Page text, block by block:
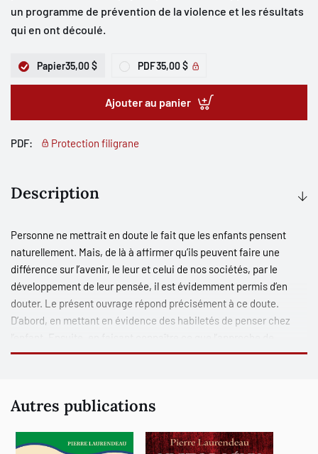
un programme de prévention de la violence et les résultats
qui en ont découlé.
Papier35,00 $ PDF35,00 $
Ajouter au panier
PDF: Protection filigrane
Description
Personne ne mettrait en doute le fait que les enfants pensent
naturellement. Mais, de là à affirmer qu’ils peuvent faire une
différence sur l’avenir, le leur et celui de nos sociétés, par le
développement de leur pensée, il est évidemment permis d’en
douter. Le présent ouvrage répond précisément à ce doute.
D’abord, en mettant en évidence des habiletés de penser chez
philosophie pour enfantsde Matthew Lipman, utilisée dans
approche dans un programme de prévention de la violence et des
C’est un voyage dans l’univers des enfants qui pensent que vous
Autres publications